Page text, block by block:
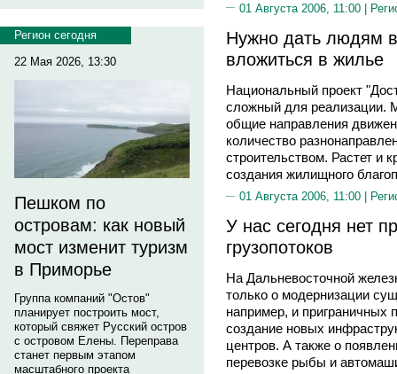
Регион сегодня
22 Мая 2026, 13:30
Пешком по
островам: как новый
мост изменит туризм
в Приморье
Группа компаний "Остов"
планирует построить мост,
который свяжет Русский остров
с островом Елены. Переправа
станет первым этапом
масштабного проекта
01 Августа 2006, 11:00 |
Нужно дать людям
вложиться в жилье
Национальный проект
сложный для реализации.
общие направления
количество
строительством. Растет и
создания жилищного
01 Августа 2006, 11:00 |
У нас сегодня нет
грузопотоков
На Дальневосточной
только о модернизации
например, и приграничных
создание новых
центров. А также о
перевозке рыбы и